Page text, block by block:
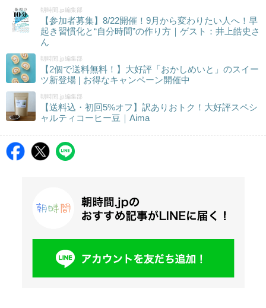
朝時間.jp編集部
【参加者募集】8/22開催！9月から変わりたい人へ！早
起き習慣化と“自分時間”の作り方｜ゲスト：井上皓史さ
ん
朝時間.jp編集部
【2個で送料無料！】大好評「おかしめいと」のスイー
ツ新登場 | お得なキャンペーン開催中
朝時間.jp編集部
【送料込・初回5%オフ】訳ありおトク！大好評スペシ
ャルティコーヒー豆｜Aima